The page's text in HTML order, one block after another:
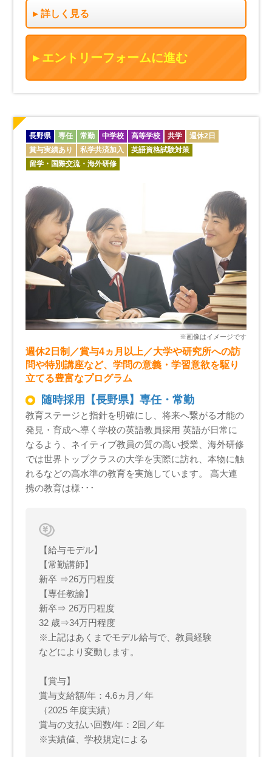
詳しく見る
エントリーフォームに進む
長野県 専任 常勤 中学校 高等学校 共学
週休2日
賞与実績あり
私学共済加入
英語資格試験対策
留学・国際交流・海外研修
週休2日制／賞与4ヵ月以上／大学や研究所への訪
問や特別講座など、学問の意義・学習意欲を駆り
立てる豊富なプログラム
随時採用【長野県】専任・常勤
教育ステージと指針を明確にし、将来へ繋がる才能の
発見・育成へ導く学校の英語教員採用 英語が日常に
なるよう、ネイティブ教員の質の高い授業、海外研修
では世界トップクラスの大学を実際に訪れ、本物に触
れるなどの高水準の教育を実施しています。 高大連
携の教育は様･･･
【給与モデル】
【常勤講師】
新卒 ⇒26万円程度
【専任教諭】
新卒⇒ 26万円程度
32 歳⇒34万円程度
※上記はあくまでモデル給与で、教員経験
などにより変動します。
【賞与】
賞与支給額/年：4.6ヵ月／年
（2025 年度実績）
賞与の支払い回数/年：2回／年
※実績値、学校規定による